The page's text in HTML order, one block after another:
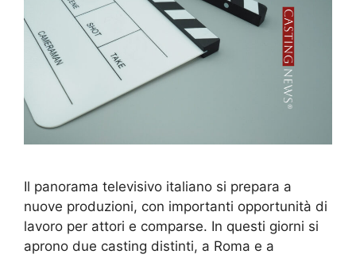
Il panorama televisivo italiano si prepara a
nuove produzioni, con importanti opportunità di
lavoro per attori e comparse. In questi giorni si
aprono due casting distinti, a Roma e a